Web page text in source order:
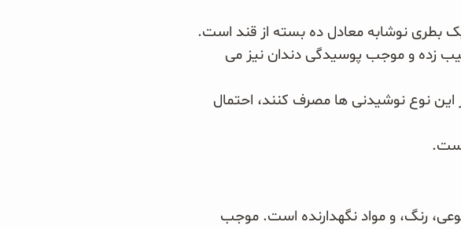
بطری نوشابه معادل ده بسته از قند است.
زده و موجب پوسیدگی دندان نیز می
این نوع نوشیدنی ها مصرف کنند، احتمال
رنگ، و مواد نگهدارنده است. موجب